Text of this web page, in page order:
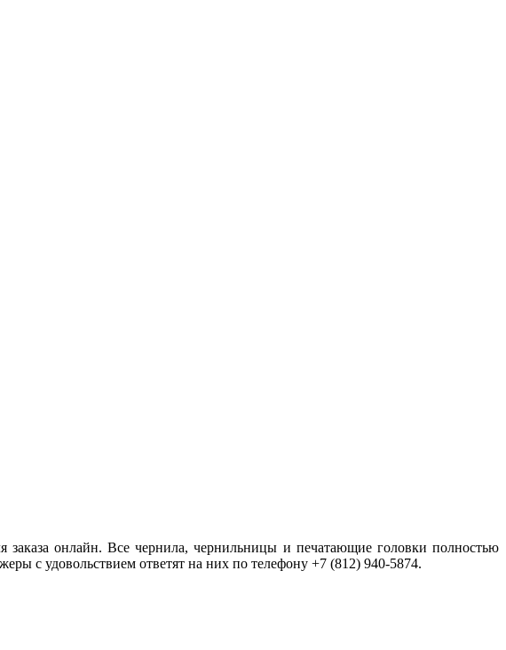
онлайн. Все чернила, чернильницы и печатающие головки полностью
с удовольствием ответят на них по телефону +7 (812) 940-5874.